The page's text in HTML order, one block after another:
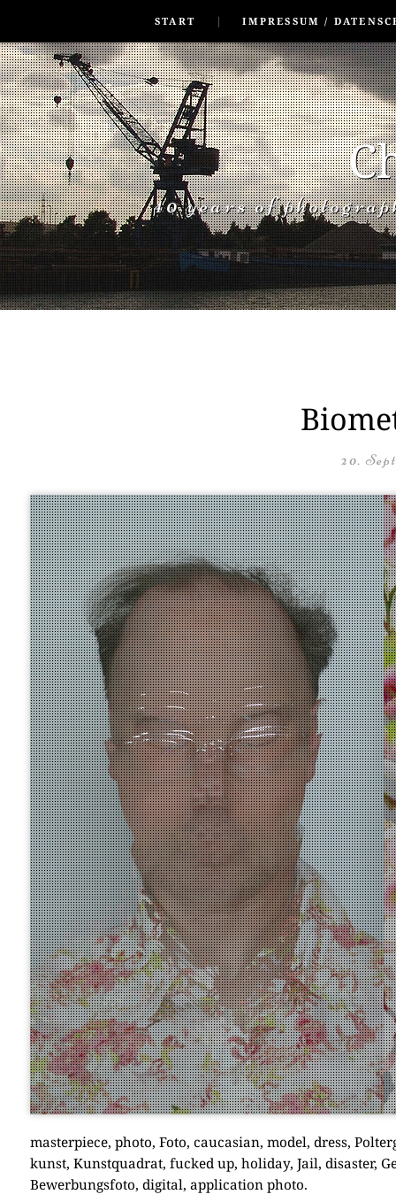
START
IMPRESSUM /
40 years of
20.
master­pie­ce, pho­to, Foto, cau­ca­si­an, model, dress,
kunst, Kunst­qua­drat, fucked up, holi­day, Jail, dis­aster,
Bewer­bungs­fo­to, digi­tal, appli­ca­ti­on pho­to.